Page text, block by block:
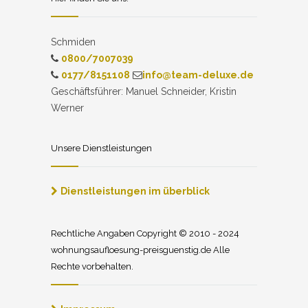
Schmiden
0800/7007039
0177/8151108
info@team-deluxe.de
Geschäftsführer: Manuel Schneider, Kristin
Werner
Unsere Dienstleistungen
Dienstleistungen im überblick
Rechtliche Angaben Copyright © 2010 - 2024
wohnungsaufloesung-preisguenstig.de Alle
Rechte vorbehalten.